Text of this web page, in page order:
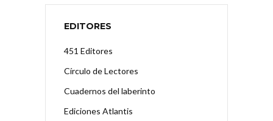
EDITORES
451 Editores
Círculo de Lectores
Cuadernos del laberinto
Ediciones Atlantis